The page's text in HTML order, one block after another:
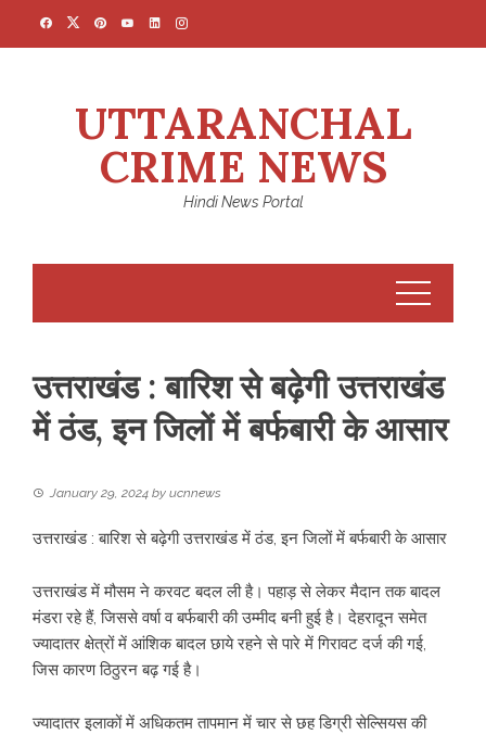
UTTARANCHAL
CRIME NEWS
Hindi News Portal
उत्तराखंड : बारिश से बढ़ेगी उत्तराखंड
में ठंड, इन जिलों में बर्फबारी के आसार
January 29, 2024 by ucnnews
उत्तराखंड : बारिश से बढ़ेगी उत्तराखंड में ठंड, इन जिलों में बर्फबारी के आसार
उत्तराखंड में मौसम ने करवट बदल ली है। पहाड़ से लेकर मैदान तक बादल
मंडरा रहे हैं, जिससे वर्षा व बर्फबारी की उम्मीद बनी हुई है। देहरादून समेत
ज्यादातर क्षेत्रों में आंशिक बादल छाये रहने से पारे में गिरावट दर्ज की गई,
जिस कारण ठिठुरन बढ़ गई है।
ज्यादातर इलाकों में अधिकतम तापमान में चार से छह डिग्री सेल्सियस की